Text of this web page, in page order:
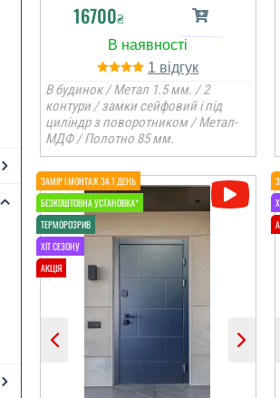
16700₴
1
В будинок / Метал 1.5 мм. / 2
контури / замки сейфовий і під
циліндр з поворотником / Метал-
МДФ / Полотно 85 мм.